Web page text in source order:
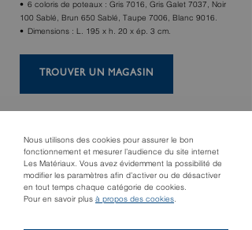
Nous utilisons des cookies pour assurer le bon
fonctionnement et mesurer l’audience du site internet
Les Matériaux. Vous avez évidemment la possibilité de
modifier les paramètres afin d’activer ou de désactiver
en tout temps chaque catégorie de cookies.
Pour en savoir plus à propos des cookies.
6 coloris de poteaux : Gris 7016, Gris Galet 7037, Noir
100 Sablé, Brun 650 Sablé, Taupe 7006, Blanc 9016.
Dimensions : L. 195 x h. 20 x ép. 3 cm.
TROUVER UN MAGASIN